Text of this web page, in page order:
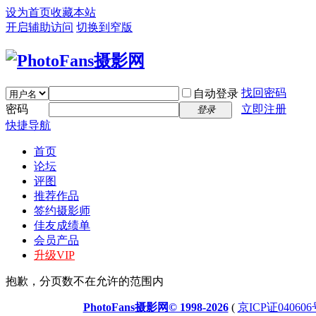
设为首页收藏本站
开启辅助访问 切换到窄版
自动登录 找回密码
密码
登录
立即注册
快捷导航
首页
论坛
评图
推荐作品
签约摄影师
佳友成绩单
会员产品
升级VIP
抱歉，分页数不在允许的范围内
PhotoFans摄影网© 1998-2026( 京ICP证040606